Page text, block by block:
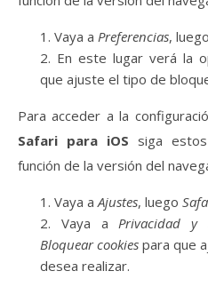
Vaya a Preferencias, luego
En este lugar verá la
que ajuste el tipo de
Para acceder a la
Safari para iOS siga
función de la versión del
Vaya aAjustes, luego
Vaya aPrivacidad y
Bloquear cookies para que
desea realizar.